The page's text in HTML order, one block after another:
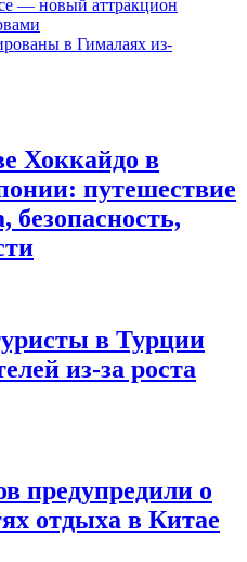
— новый аттракцион
в Гималаях из-
Хоккайдо в
путешествие
безопасность,
в Турции
из-за роста
предупредили о
отдыха в Китае